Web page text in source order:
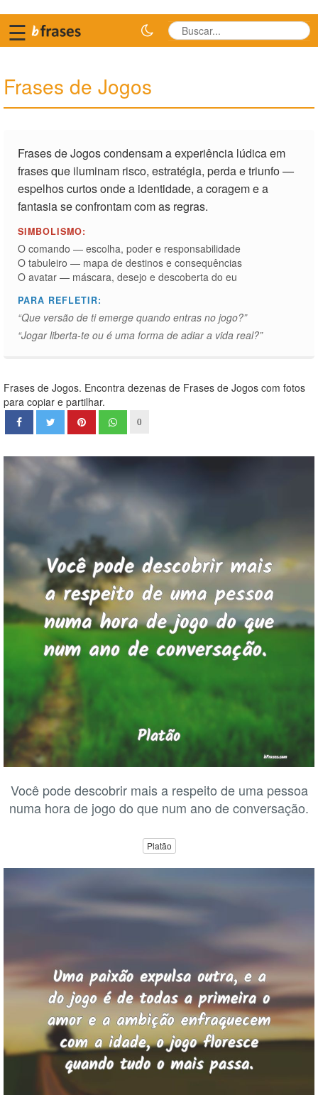
☰
Frases de Jogos
Frases de Jogos condensam a experiência lúdica em
frases que iluminam risco, estratégia, perda e triunfo —
espelhos curtos onde a identidade, a coragem e a
fantasia se confrontam com as regras.
SIMBOLISMO:
O comando — escolha, poder e responsabilidade
O tabuleiro — mapa de destinos e consequências
O avatar — máscara, desejo e descoberta do eu
PARA REFLETIR:
“Que versão de ti emerge quando entras no jogo?”
“Jogar liberta-te ou é uma forma de adiar a vida real?”
Frases de Jogos. Encontra dezenas de Frases de Jogos com fotos
para copiar e partilhar.
0
Você pode descobrir mais a respeito de uma pessoa
numa hora de jogo do que num ano de conversação.
Platão